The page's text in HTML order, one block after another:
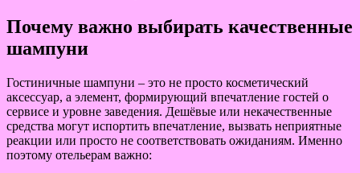
Почему важно выбирать качественные
шампуни
Гостиничные шампуни – это не просто косметический
аксессуар, а элемент, формирующий впечатление гостей о
сервисе и уровне заведения. Дешёвые или некачественные
средства могут испортить впечатление, вызвать неприятные
реакции или просто не соответствовать ожиданиям. Именно
поэтому отельерам важно: